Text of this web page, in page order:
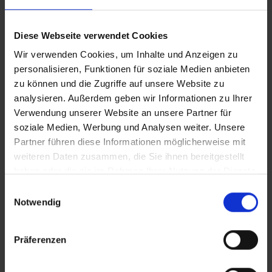
Diese Webseite verwendet Cookies
Wir verwenden Cookies, um Inhalte und Anzeigen zu
personalisieren, Funktionen für soziale Medien anbieten
zu können und die Zugriffe auf unsere Website zu
analysieren. Außerdem geben wir Informationen zu Ihrer
Verwendung unserer Website an unsere Partner für
soziale Medien, Werbung und Analysen weiter. Unsere
Partner führen diese Informationen möglicherweise mit
weiteren Daten zusammen, die Sie ihnen bereitgestellt
Notwendig
Präferenzen
In Sicherheit in Deutschland, in Gedanken im Krieg
iT_Selbstbestimmungsgesetz
Zusätzliches Material
SRT-Untertitel